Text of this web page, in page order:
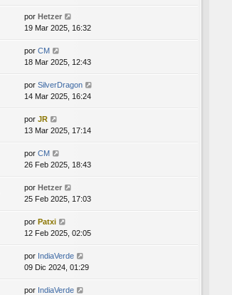
por Hetzer
19 Mar 2025, 16:32
por CM
18 Mar 2025, 12:43
por SilverDragon
14 Mar 2025, 16:24
por JR
13 Mar 2025, 17:14
por CM
26 Feb 2025, 18:43
por Hetzer
25 Feb 2025, 17:03
por Patxi
12 Feb 2025, 02:05
por IndiaVerde
09 Dic 2024, 01:29
por IndiaVerde